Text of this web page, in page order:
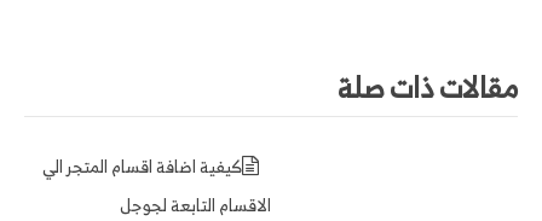
مقالات ذات صلة
كيفية اضافة اقسام المتجر الي
الاقسام التابعة لجوجل